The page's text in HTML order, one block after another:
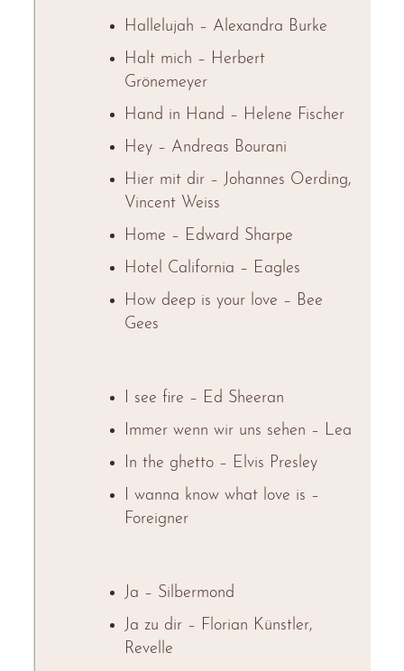
Hallelujah – Alexandra Burke
Halt mich – Herbert
Grönemeyer
Hand in Hand – Helene Fischer
Hey – Andreas Bourani
Hier mit dir – Johannes Oerding,
Vincent Weiss
Home – Edward Sharpe
Hotel California – Eagles
How deep is your love – Bee
Gees
I see fire – Ed Sheeran
Immer wenn wir uns sehen – Lea
In the ghetto – Elvis Presley
I wanna know what love is –
Foreigner
Ja – Silbermond
Ja zu dir – Florian Künstler,
Revelle